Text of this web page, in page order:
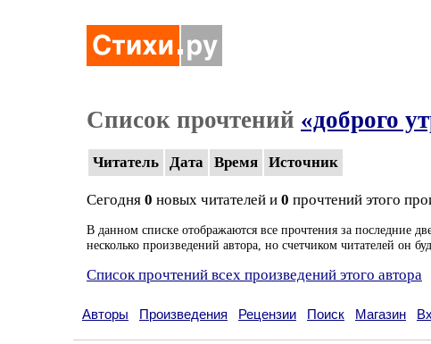
Список прочтений «доброго
Читатель Дата Время Источник
Сегодня 0 новых читателей и 0 прочтений этого
В данном списке отображаются все прочтения за последние
несколько произведений автора, но счетчиком читателей он
Список прочтений всех произведений этого автора
Авторы Произведения Рецензии Поиск Магазин